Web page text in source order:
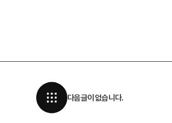
다음글이 없습니다.